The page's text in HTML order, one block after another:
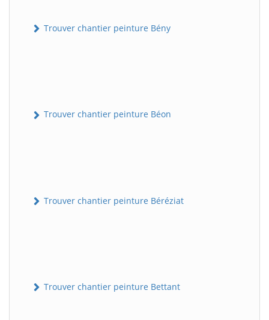
Trouver chantier peinture Bény
Trouver chantier peinture Béon
Trouver chantier peinture Béréziat
Trouver chantier peinture Bettant